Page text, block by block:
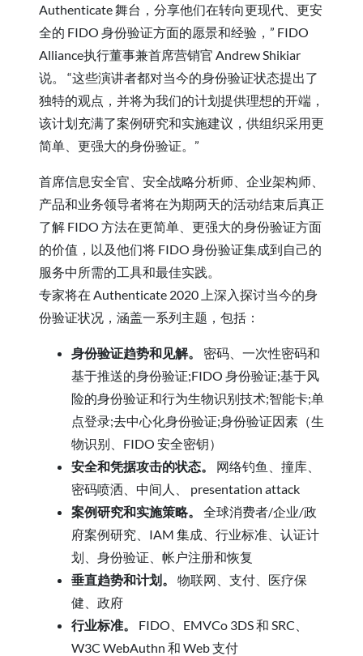
Authenticate 舞台，分享他们在转向更现代、更安
全的 FIDO 身份验证方面的愿景和经验，” FIDO
Alliance执行董事兼首席营销官 Andrew Shikiar
说。 “这些演讲者都对当今的身份验证状态提出了
独特的观点，并将为我们的计划提供理想的开端，
该计划充满了案例研究和实施建议，供组织采用更
简单、更强大的身份验证。”
首席信息安全官、安全战略分析师、企业架构师、
产品和业务领导者将在为期两天的活动结束后真正
了解 FIDO 方法在更简单、更强大的身份验证方面
的价值，以及他们将 FIDO 身份验证集成到自己的
服务中所需的工具和最佳实践。
专家将在 Authenticate 2020 上深入探讨当今的身
份验证状况，涵盖一系列主题，包括：
身份验证趋势和见解。
密码、一次性密码和
基于推送的身份验证;FIDO 身份验证;基于风
险的身份验证和行为生物识别技术;智能卡;单
点登录;去中心化身份验证;身份验证因素（生
物识别、FIDO 安全密钥）
安全和凭据攻击的状态。 网络钓鱼、撞库、
密码喷洒、中间人、 presentation attack
案例研究和实施策略。
全球消费者/企业/政
府案例研究、IAM 集成、行业标准、认证计
划、身份验证、帐户注册和恢复
垂直趋势和计划。
物联网、支付、医疗保
健、政府
行业标准。
FIDO、EMVCo 3DS 和 SRC、
W3C WebAuthn 和 Web 支付